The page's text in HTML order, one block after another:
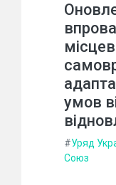
умов
#Уряд
Союз